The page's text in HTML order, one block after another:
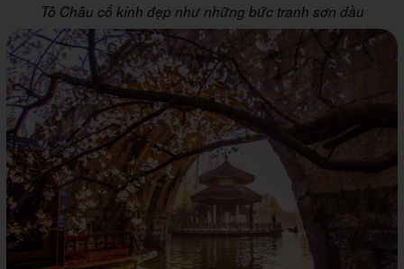
Tô Châu cổ kính đẹp như những bức tranh sơn dầu